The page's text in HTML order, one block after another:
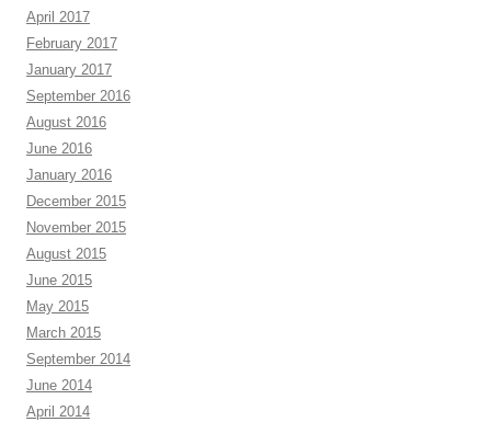
April 2017
February 2017
January 2017
September 2016
August 2016
June 2016
January 2016
December 2015
November 2015
August 2015
June 2015
May 2015
March 2015
September 2014
June 2014
April 2014